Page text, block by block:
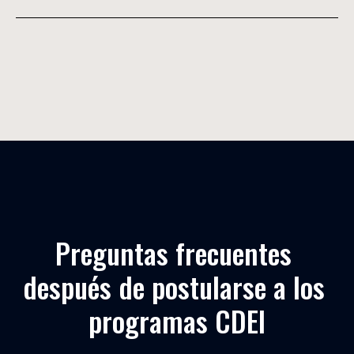
Preguntas frecuentes
después de postularse a los
programas CDEI